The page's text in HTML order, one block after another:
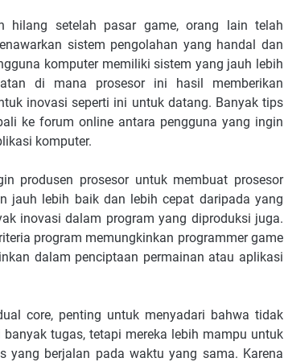
hilang setelah pasar game, orang lain telah
sistem pengolahan yang handal dan
komputer memiliki sistem yang jauh lebih
di mana prosesor ini hasil memberikan
inovasi seperti ini untuk datang. Banyak tips
ke forum online antara pengguna yang ingin
komputer.
produsen prosesor untuk membuat prosesor
jauh lebih baik dan lebih cepat daripada yang
inovasi dalam program yang diproduksi juga.
program memungkinkan programmer game
dalam penciptaan permainan atau aplikasi
core, penting untuk menyadari bahwa tidak
tugas, tetapi mereka lebih mampu untuk
yang berjalan pada waktu yang sama. Karena